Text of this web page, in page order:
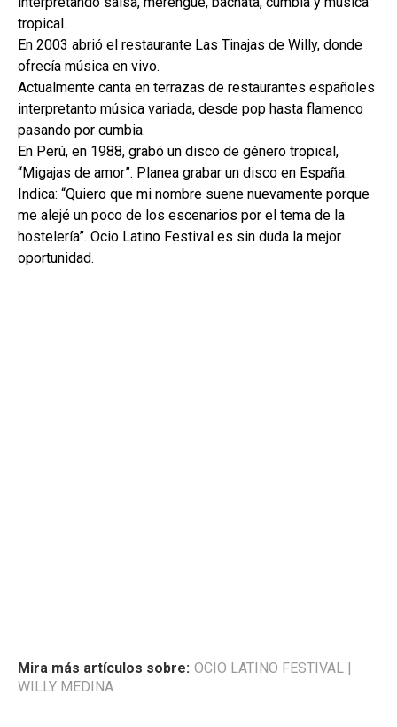
tropical.
En 2003 abrió el restaurante Las Tinajas de Willy, donde
ofrecía música en vivo.
Actualmente canta en terrazas de restaurantes españoles
interpretanto música variada, desde pop hasta flamenco
pasando por cumbia.
En Perú, en 1988, grabó un disco de género tropical,
“Migajas de amor”. Planea grabar un disco en España.
Indica: “Quiero que mi nombre suene nuevamente porque
me alejé un poco de los escenarios por el tema de la
hostelería”. Ocio Latino Festival es sin duda la mejor
oportunidad.
Mira más artículos sobre: OCIO LATINO FESTIVAL
WILLY MEDINA